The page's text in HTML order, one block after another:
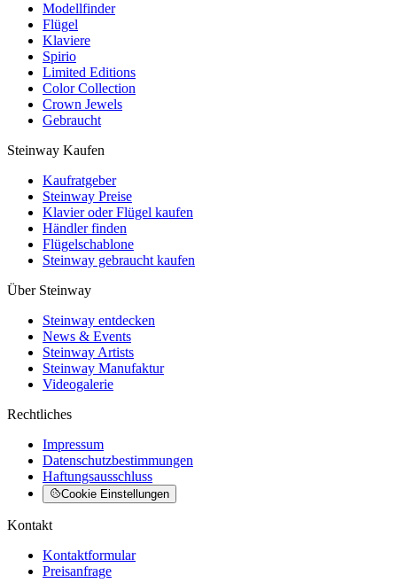
Modellfinder
Flügel
Klaviere
Spirio
Limited Editions
Color Collection
Crown Jewels
Gebraucht
Steinway Kaufen
Kaufratgeber
Steinway Preise
Klavier oder Flügel kaufen
Händler finden
Flügelschablone
Steinway gebraucht kaufen
Über Steinway
Steinway entdecken
News & Events
Steinway Artists
Steinway Manufaktur
Videogalerie
Rechtliches
Impressum
Datenschutzbestimmungen
Haftungsausschluss
Cookie Einstellungen
Kontakt
Kontaktformular
Preisanfrage